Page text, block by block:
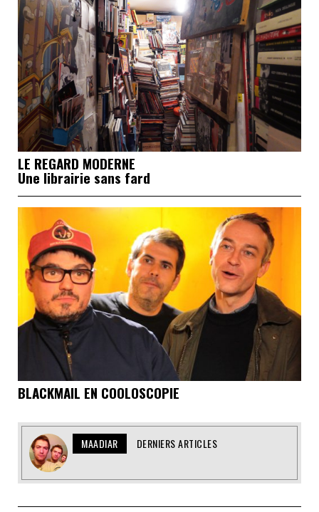
LE REGARD MODERNE
Une librairie sans fard
BLACKMAIL EN COOLOSCOPIE
MAADIAR DERNIERS ARTICLES